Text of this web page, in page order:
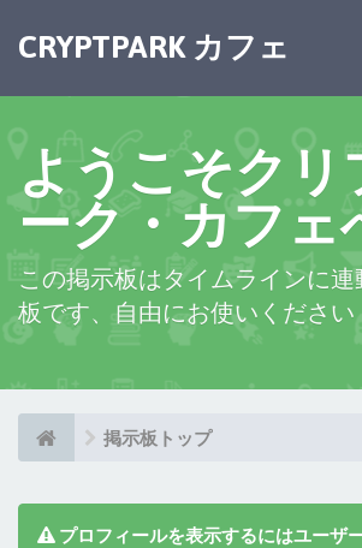
CRYPTPARK カフェ
ようこそクリ
ーク・カフェ
この掲示板はタイムラインに
板です、自由にお使いください
掲示板トップ
プロフィールを表示するにはユーザ